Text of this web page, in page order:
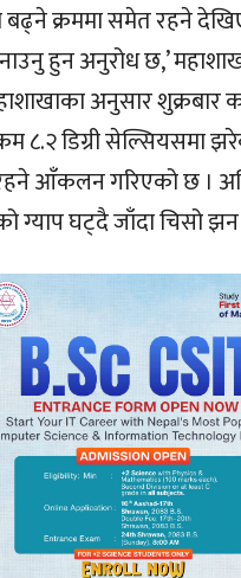
बढ्ने क्रममा समेत रहने
हुन अनुरोध छ,’
अनुसार शुक्रबार
८.२ डिग्री सेल्सियसमा
आँकलन गरिएको छ ।
ग्याप घट्दै जाँदा चिसो